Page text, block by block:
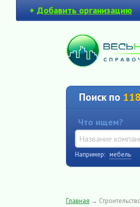
+ Добавить организацию
Поиск по
Что ищем?
Например: мебель
Главная →